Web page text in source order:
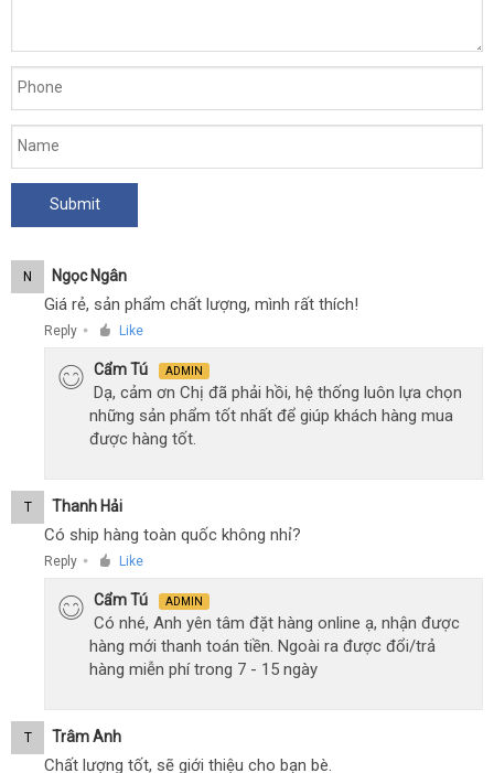
N Ngọc Ngân
Giá rẻ, sản phẩm chất lượng, mình rất thích!
Reply ● Like
Cẩm Tú ADMIN
Dạ, cảm ơn Chị đã phải hồi, hệ thống luôn lựa chọn
những sản phẩm tốt nhất để giúp khách hàng mua
được hàng tốt.
T Thanh Hải
Có ship hàng toàn quốc không nhỉ?
Reply ● Like
Cẩm Tú ADMIN
Có nhé, Anh yên tâm đặt hàng online ạ, nhận được
hàng mới thanh toán tiền. Ngoài ra được đổi/trả
hàng miễn phí trong 7 - 15 ngày
T Trâm Anh
Chất lượng tốt, sẽ giới thiệu cho bạn bè.